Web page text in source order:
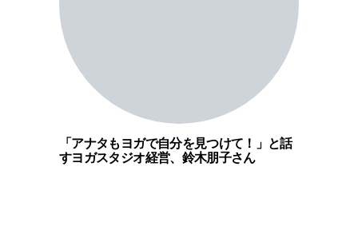
「アナタもヨガで自分を見つけて！」と話
すヨガスタジオ経営、鈴木朋子さん